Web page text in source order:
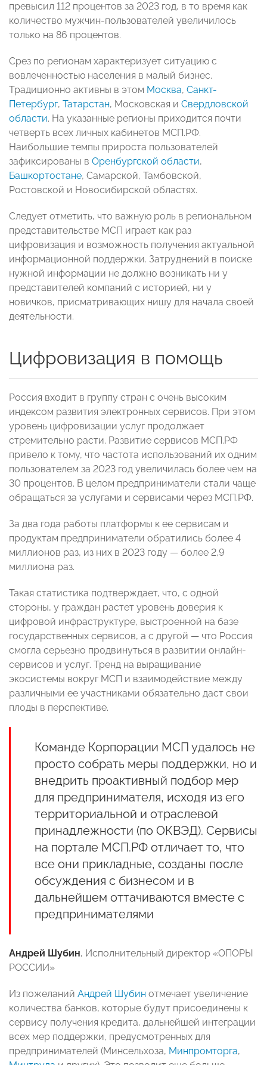
превысил 112 процентов за 2023 год, в то время как
количество мужчин-пользователей увеличилось
только на 86 процентов.
Срез по регионам характеризует ситуацию с
вовлеченностью населения в малый бизнес.
Традиционно активны в этом Москва, Санкт-
Петербург, Татарстан, Московская и Свердловской
области. На указанные регионы приходится почти
четверть всех личных кабинетов МСП.РФ.
Наибольшие темпы прироста пользователей
зафиксированы в Оренбургской области,
Башкортостане, Самарской, Тамбовской,
Ростовской и Новосибирской областях.
Следует отметить, что важную роль в региональном
представительстве МСП играет как раз
цифровизация и возможность получения актуальной
информационной поддержки. Затруднений в поиске
нужной информации не должно возникать ни у
представителей компаний с историей, ни у
новичков, присматривающих нишу для начала своей
деятельности.
Цифровизация в помощь
Россия входит в группу стран с очень высоким
индексом развития электронных сервисов. При этом
уровень цифровизации услуг продолжает
стремительно расти. Развитие сервисов МСП.РФ
привело к тому, что частота использований их одним
пользователем за 2023 год увеличилась более чем на
30 процентов. В целом предприниматели стали чаще
обращаться за услугами и сервисами через МСП.РФ.
За два года работы платформы к ее сервисам и
продуктам предприниматели обратились более 4
миллионов раз, из них в 2023 году — более 2,9
миллиона раз.
Такая статистика подтверждает, что, с одной
стороны, у граждан растет уровень доверия к
цифровой инфраструктуре, выстроенной на базе
государственных сервисов, а с другой — что Россия
смогла серьезно продвинуться в развитии онлайн-
сервисов и услуг. Тренд на выращивание
экосистемы вокруг МСП и взаимодействие между
различными ее участниками обязательно даст свои
плоды в перспективе.
Команде Корпорации МСП удалось не
просто собрать меры поддержки, но и
внедрить проактивный подбор мер
для предпринимателя, исходя из его
территориальной и отраслевой
принадлежности (по ОКВЭД). Сервисы
на портале МСП.РФ отличает то, что
все они прикладные, созданы после
обсуждения с бизнесом и в
дальнейшем оттачиваются вместе с
предпринимателями
Андрей Шубин, Исполнительный директор «ОПОРЫ
РОССИИ»
Из пожеланий Андрей Шубин отмечает увеличение
количества банков, которые будут присоединены к
сервису получения кредита, дальнейшей интеграции
всех мер поддержки, предусмотренных для
предпринимателей (Минсельхоза, Минпромторга,